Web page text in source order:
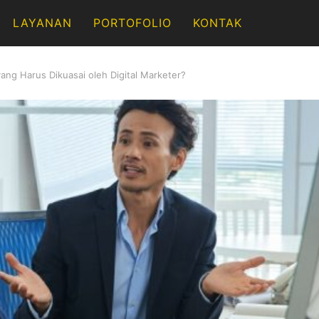
LAYANAN PORTOFOLIO KONTAK
Harus Dikuasai oleh Digital Marketer?